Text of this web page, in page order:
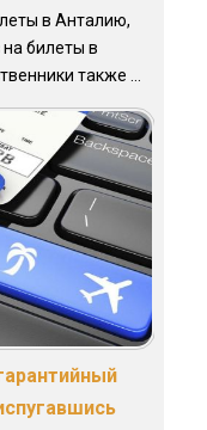
в Анталию,
билеты в
также ...